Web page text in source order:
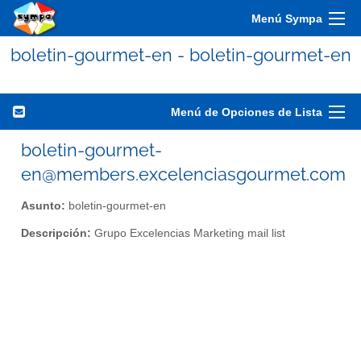
Menú Sympa
boletin-gourmet-en - boletin-gourmet-en
Menú de Opciones de Lista
boletin-gourmet-
en@members.excelenciasgourmet.com
Asunto: boletin-gourmet-en
Descripción: Grupo Excelencias Marketing mail list